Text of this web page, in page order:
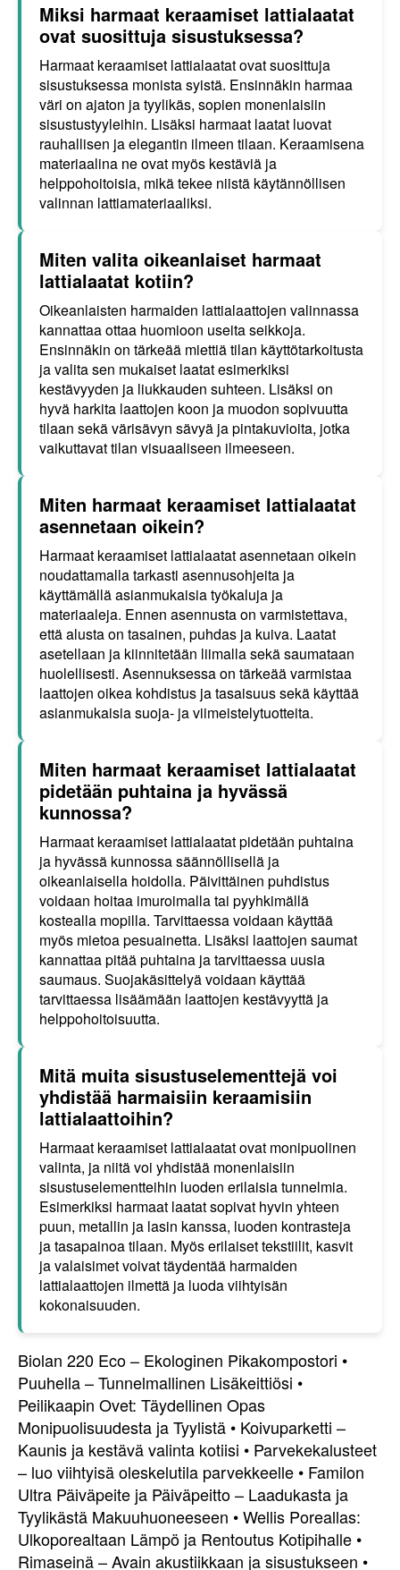
Miksi harmaat keraamiset lattialaatat
ovat suosittuja sisustuksessa?
Harmaat keraamiset lattialaatat ovat suosittuja
sisustuksessa monista syistä. Ensinnäkin harmaa
väri on ajaton ja tyylikäs, sopien monenlaisiin
sisustustyyleihin. Lisäksi harmaat laatat luovat
rauhallisen ja elegantin ilmeen tilaan. Keraamisena
materiaalina ne ovat myös kestäviä ja
helppohoitoisia, mikä tekee niistä käytännöllisen
valinnan lattiamateriaaliksi.
Miten valita oikeanlaiset harmaat
lattialaatat kotiin?
Oikeanlaisten harmaiden lattialaattojen valinnassa
kannattaa ottaa huomioon useita seikkoja.
Ensinnäkin on tärkeää miettiä tilan käyttötarkoitusta
ja valita sen mukaiset laatat esimerkiksi
kestävyyden ja liukkauden suhteen. Lisäksi on
hyvä harkita laattojen koon ja muodon sopivuutta
tilaan sekä värisävyn sävyä ja pintakuvioita, jotka
vaikuttavat tilan visuaaliseen ilmeeseen.
Miten harmaat keraamiset lattialaatat
asennetaan oikein?
Harmaat keraamiset lattialaatat asennetaan oikein
noudattamalla tarkasti asennusohjeita ja
käyttämällä asianmukaisia työkaluja ja
materiaaleja. Ennen asennusta on varmistettava,
että alusta on tasainen, puhdas ja kuiva. Laatat
asetellaan ja kiinnitetään liimalla sekä saumataan
huolellisesti. Asennuksessa on tärkeää varmistaa
laattojen oikea kohdistus ja tasaisuus sekä käyttää
asianmukaisia suoja- ja viimeistelytuotteita.
Miten harmaat keraamiset lattialaatat
pidetään puhtaina ja hyvässä
kunnossa?
Harmaat keraamiset lattialaatat pidetään puhtaina
ja hyvässä kunnossa säännöllisellä ja
oikeanlaisella hoidolla. Päivittäinen puhdistus
voidaan hoitaa imuroimalla tai pyyhkimällä
kostealla mopilla. Tarvittaessa voidaan käyttää
myös mietoa pesuainetta. Lisäksi laattojen saumat
kannattaa pitää puhtaina ja tarvittaessa uusia
saumaus. Suojakäsittelyä voidaan käyttää
tarvittaessa lisäämään laattojen kestävyyttä ja
helppohoitoisuutta.
Mitä muita sisustuselementtejä voi
yhdistää harmaisiin keraamisiin
lattialaattoihin?
Harmaat keraamiset lattialaatat ovat monipuolinen
valinta, ja niitä voi yhdistää monenlaisiin
sisustuselementteihin luoden erilaisia tunnelmia.
Esimerkiksi harmaat laatat sopivat hyvin yhteen
puun, metallin ja lasin kanssa, luoden kontrasteja
ja tasapainoa tilaan. Myös erilaiset tekstiilit, kasvit
ja valaisimet voivat täydentää harmaiden
lattialaattojen ilmettä ja luoda viihtyisän
kokonaisuuden.
Biolan 220 Eco – Ekologinen Pikakompostori •
Puuhella – Tunnelmallinen Lisäkeittiösi •
Peilikaapin Ovet: Täydellinen Opas
Monipuolisuudesta ja Tyylistä • Koivuparketti –
Kaunis ja kestävä valinta kotiisi • Parvekekalusteet
– luo viihtyisä oleskelutila parvekkeelle • Familon
Ultra Päiväpeite ja Päiväpeitto – Laadukasta ja
Tyylikästä Makuuhuoneeseen •Wellis Poreallas:
Ulkoporealtaan Lämpö ja Rentoutus Kotipihalle •
Rimaseinä – Avain akustiikkaan ja sisustukseen •